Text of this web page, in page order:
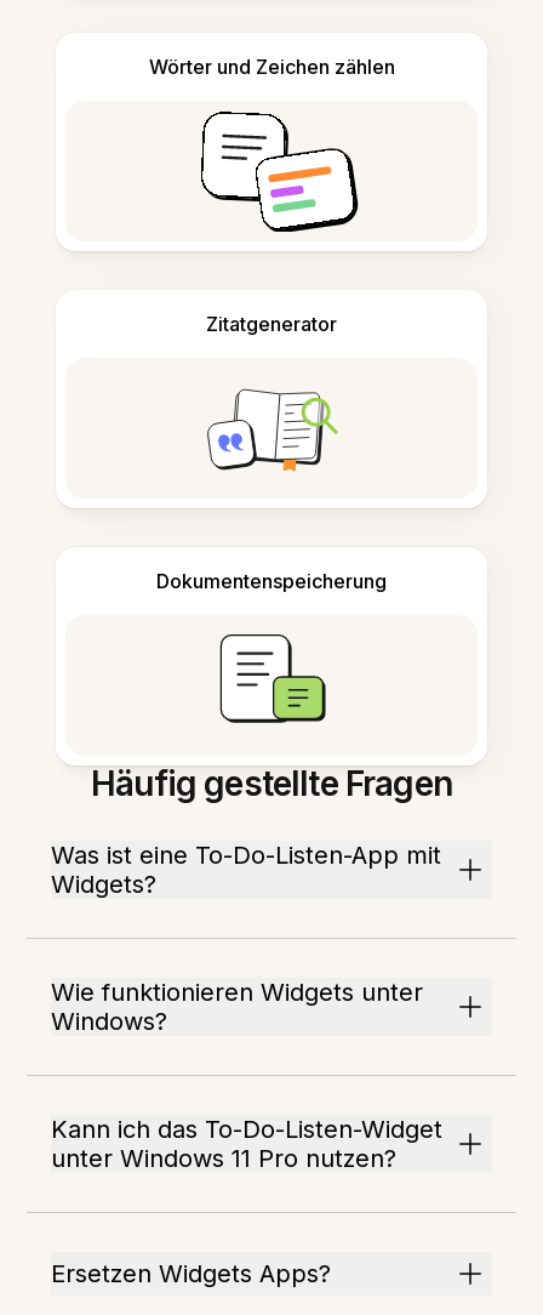
Wörter und Zeichen zählen
Zitatgenerator
Dokumentenspeicherung
Häufig gestellte Fragen
Was ist eine To-Do-Listen-App mit
Widgets?
Wie funktionieren Widgets unter
Windows?
Kann ich das To-Do-Listen-Widget
unter Windows 11 Pro nutzen?
Ersetzen Widgets Apps?